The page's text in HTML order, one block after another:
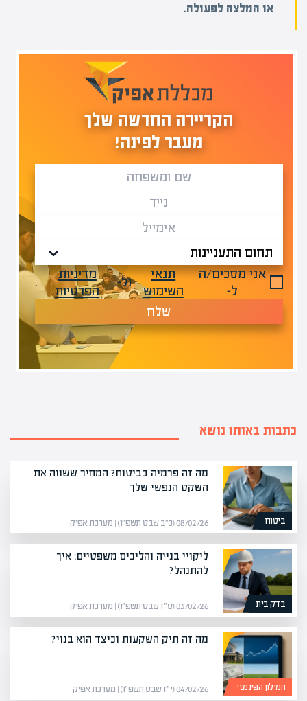
או המלצה לפעולה.
הקריירה החדשה שלך
מעבר לפינה!
אני מסכים/ה
ל-
תנאי
השימוש
ול-
מדיניות
הפרטיות
.
שלח
כתבות באותו נושא
ביטוח
מה זה פרמיה בביטוח? המחיר ששווה את
השקט הנפשי שלך
08/02/26 (כ״ב שבט תשפ״ו) | מערכת אפיק
בדק בית
ליקויי בנייה והליכים משפטיים: איך
להתנהל?
03/02/26 (ט״ז שבט תשפ״ו) | מערכת אפיק
המילון הפיננסי
מה זה תיק השקעות וכיצד הוא בנוי?
04/02/26 (י״ז שבט תשפ״ו) | מערכת אפיק